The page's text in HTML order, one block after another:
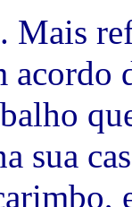
Mais
acordo
sua